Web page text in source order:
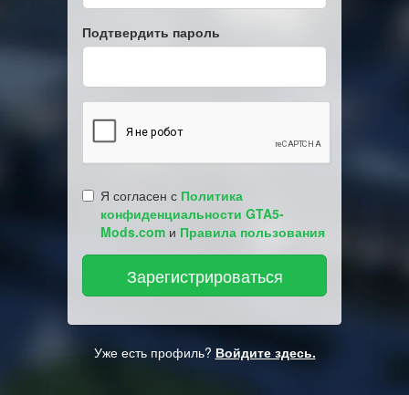
Подтвердить пароль
Я согласен с Политика
конфиденциальности GTA5-
Mods.com и Правила пользования
Уже есть профиль? Войдите здесь.